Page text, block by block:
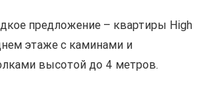
предложение – квартиры High
этаже с каминами и
высотой до 4 метров.